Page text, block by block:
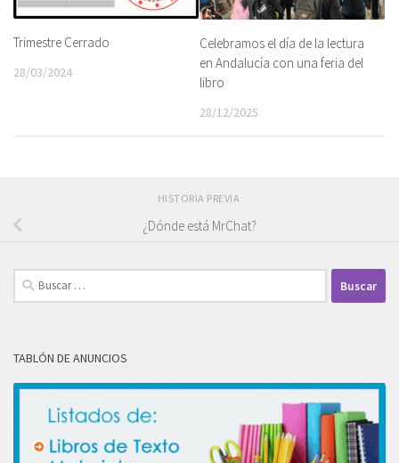
Trimestre Cerrado
28/03/2024
Celebramos el día de la lectura
en Andalucía con una feria del
libro
28/12/2025
HISTORIA PREVIA
¿Dónde está MrChat?
Buscar:
TABLÓN DE ANUNCIOS